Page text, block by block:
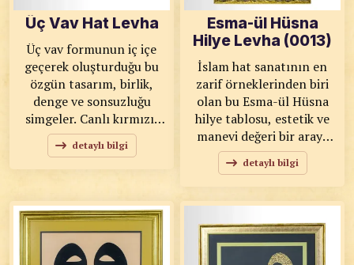
basım tekniğiyle
geleneksel sanat
anlayışını günümüze
taşımaktadır.
tıpkı basım tekniği ile
geleneksel sanat
anlayışını günümüze
taşımaktadır.
Üç Vav Hat Levha
Üç vav formunun iç içe
geçerek oluşturduğu bu
özgün tasarım, birlik,
denge ve sonsuzluğu
simgeler. Canlı kırmızı,
mavi ve yeşil tonların
uyumu, enerjik bir estetik
derinlik katar. Modern ve
geleneksel çizgileri bir
araya getiren bu özel
çalışma, yaşam
detaylı bilgi
Esma-ül Hüsna
Hilye Levha (0013)
İslam hat sanatının en
zarif örneklerinden biri
olan bu Esma-ül Hüsna
hilye tablosu, estetik ve
manevi değeri bir araya
getiren özel bir
çalışmadır.
Allah’ın güzel isimleri
(Esma-ül Hüsna) ve klasik
hilye düzeni, geleneksel
tezhip motifleriyle
detaylı bilgi